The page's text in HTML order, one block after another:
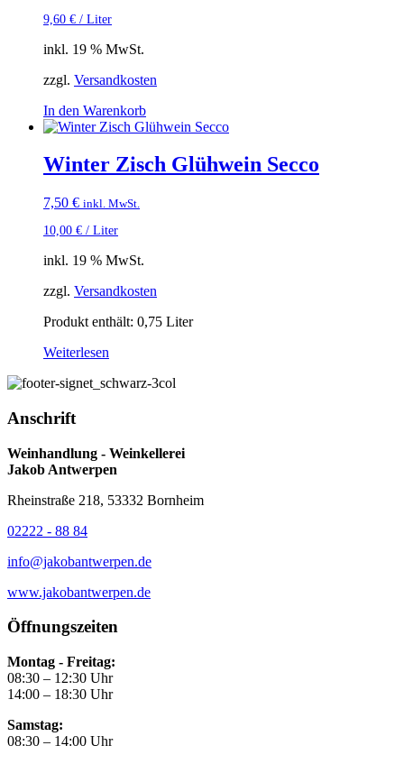
9,60 € / Liter
inkl. 19 % MwSt.
zzgl. Versandkosten
In den Warenkorb
Winter Zisch Glühwein Secco
7,50 € inkl. MwSt.
10,00 € / Liter
inkl. 19 % MwSt.
zzgl. Versandkosten
Produkt enthält: 0,75 Liter
Weiterlesen
Anschrift
Weinhandlung - Weinkellerei
Jakob Antwerpen
Rheinstraße 218, 53332 Bornheim
02222 - 88 84
info@jakobantwerpen.de
www.jakobantwerpen.de
Öffnungszeiten
Montag - Freitag:
08:30 – 12:30 Uhr
14:00 – 18:30 Uhr
Samstag:
08:30 – 14:00 Uhr